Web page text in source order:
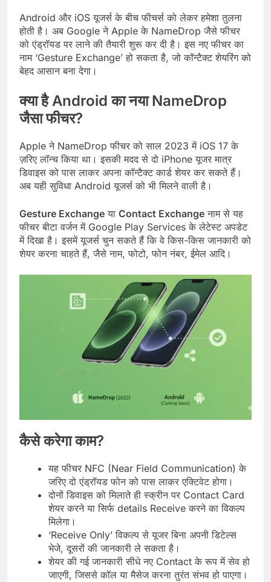
Android और iOS यूजर्स के बीच फीचर्स को लेकर हमेशा तुलना
होती है। अब Google ने Apple के NameDrop जैसे फीचर
को एंड्रॉयड पर लाने की तैयारी शुरू कर दी है। इस नए फीचर का
नाम ‘Gesture Exchange’ हो सकता है, जो कॉन्टैक्ट शेयरिंग को
बेहद आसान बना देगा।
क्या है Android का नया NameDrop
जैसा फीचर?
Apple ने NameDrop फीचर को साल 2023 में iOS 17 के
ज़रिए लॉन्च किया था। इसकी मदद से दो iPhone यूजर मात्र
डिवाइस को पास लाकर अपना कॉन्टैक्ट कार्ड शेयर कर सकते हैं।
अब यही सुविधा Android यूजर्स को भी मिलने वाली है।
Gesture Exchange या Contact Exchange नाम से यह
फीचर बीटा वर्जन में Google Play Services के लेटेस्ट अपडेट
में दिखा है। इसमें यूजर्स चुन सकते हैं कि वे किस-किस जानकारी को
शेयर करना चाहते हैं, जैसे नाम, फोटो, फोन नंबर, ईमेल आदि।
कैसे करेगा काम?
यह फीचर NFC (Near Field Communication) के
जरिए दो एंड्रॉयड फोन को पास लाकर एक्टिवेट होगा।
दोनों डिवाइस को मिलाते ही स्क्रीन पर Contact Card
शेयर करने या सिर्फ details Receive करने का विकल्प
मिलेगा।
‘Receive Only’ विकल्प से यूजर बिना अपनी डिटेल्स
भेजे, दूसरों की जानकारी ले सकता है।
शेयर की गई जानकारी सीधे नए Contact के रूप में सेव हो
जाएगी, जिससे कॉल या मैसेज करना तुरंत संभव हो पाएगा।